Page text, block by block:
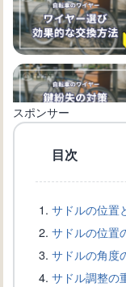
スポンサー
目次
サドルの位置
サドルの位置
サドルの角度
サドル調整の